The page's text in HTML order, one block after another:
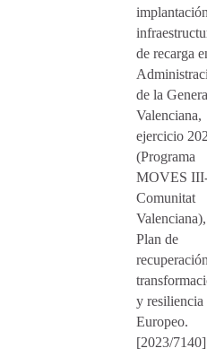
de recarga
de la
Valenciana,
ejercicio
(Programa
MOVES
Comunitat
Valenciana),
Plan de
y resiliencia
Europeo.
[2023/7140]